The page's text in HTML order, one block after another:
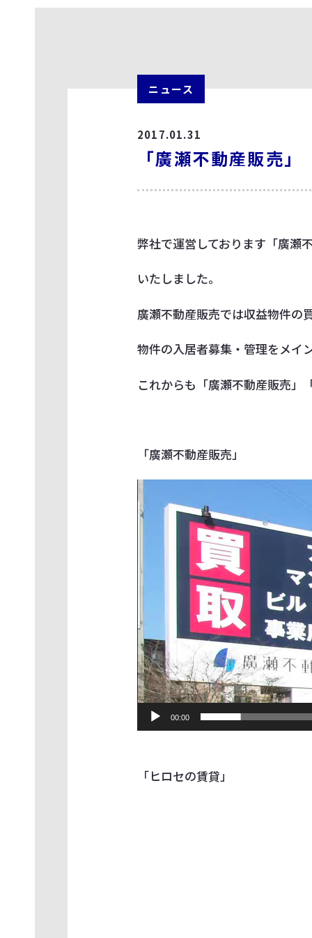
ニュース
2017.01.31
「廣瀬不動産販売
弊社で運営しております「廣瀬
いたしました。
廣瀬不動産販売では収益物件の
物件の入居者募集・管理をメイ
これからも「廣瀬不動産販売」
「廣瀬不動産販売」
動
画
ー
ー
00:00
「ヒロセの賃貸」